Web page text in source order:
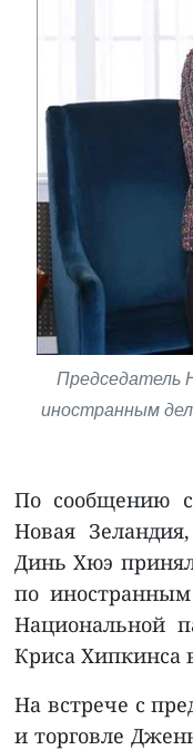
Председатель
иностранным
По сообщению
Новая
Динь Хюэ
по
Национальной
Криса Хипкинса
На встрече с
и торговле